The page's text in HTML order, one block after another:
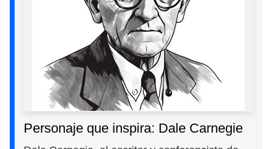
Personaje que inspira: Dale Carnegie